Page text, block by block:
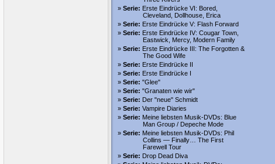
Serie: Erste Eindrücke VI: Bored,
Cleveland, Dollhouse, Erica
Serie: Erste Eindrücke V: Flash Forward
Serie: Erste Eindrücke IV: Cougar Town,
Eastwick, Mercy, Modern Family
Serie: Erste Eindrücke III: The Forgotten &
The Good Wife
Serie: Erste Eindrücke II
Serie: Erste Eindrücke I
Serie: "Glee"
Serie: "Granaten wie wir"
Serie: Der "neue" Schmidt
Serie: Vampire Diaries
Serie: Meine liebsten Musik-DVDs: Blue
Man Group / Depeche Mode
Serie: Meine liebsten Musik-DVDs: Phil
Collins — Finally… The First
Farewell Tour
Serie: Drop Dead Diva